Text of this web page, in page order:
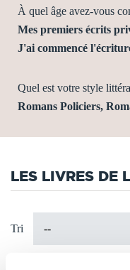
À quel âge avez-vous
Mes premiers écrits
J'ai commencé
Quel est votre style
Romans Policiers,
LES LIVRES DE
Tri